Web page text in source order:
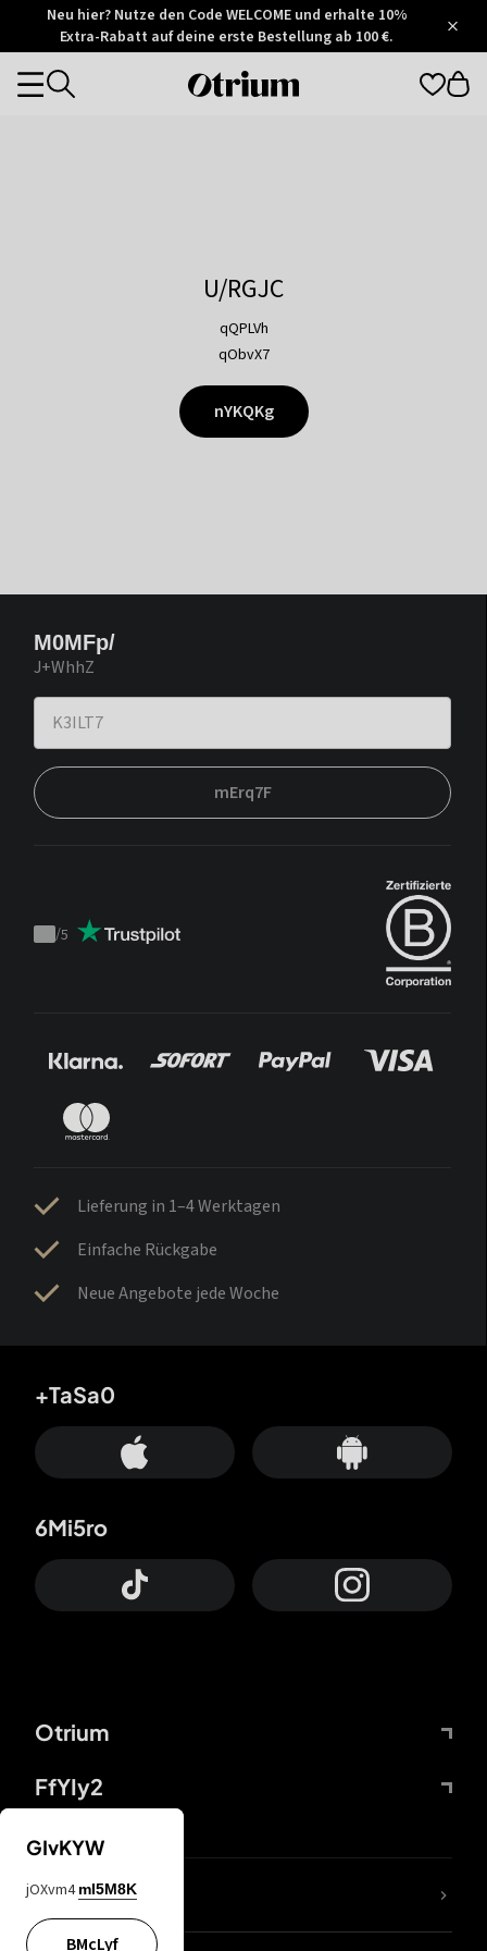
Otrium
Trustpilot
Neu hier? Nutze den Code WELCOME und erhalte 10%
Extra-Rabatt auf deine erste Bestellung ab 100 €.
Otrium
Categories
U/RGJC
qQPLVh
qObvX7
nYKQKg
M0MFp/
J+WhhZ
mErq7F
Trustpilot
/5
Lieferung in 1–4 Werktagen
Einfache Rückgabe
Neue Angebote jede Woche
Otrium
FfYIy2
+TaSa0
6Mi5ro
DDcvSo
GIvKYW
jOXvm4 mI5M8K
BMcLyf